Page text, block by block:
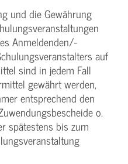
und die Gewährung
Anmeldenden/­
auf
sind in jedem Fall
gewährt werden,
entsprechend den
o.
spätestens bis zum